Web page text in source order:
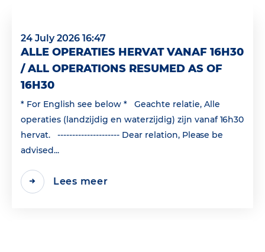
24 July 2026 16:47
ALLE OPERATIES HERVAT VANAF 16H30
/ ALL OPERATIONS RESUMED AS OF
16H30
* For English see below * Geachte relatie, Alle
operaties (landzijdig en waterzijdig) zijn vanaf 16h30
hervat. --------------------- Dear relation, Please be
advised...
Lees meer